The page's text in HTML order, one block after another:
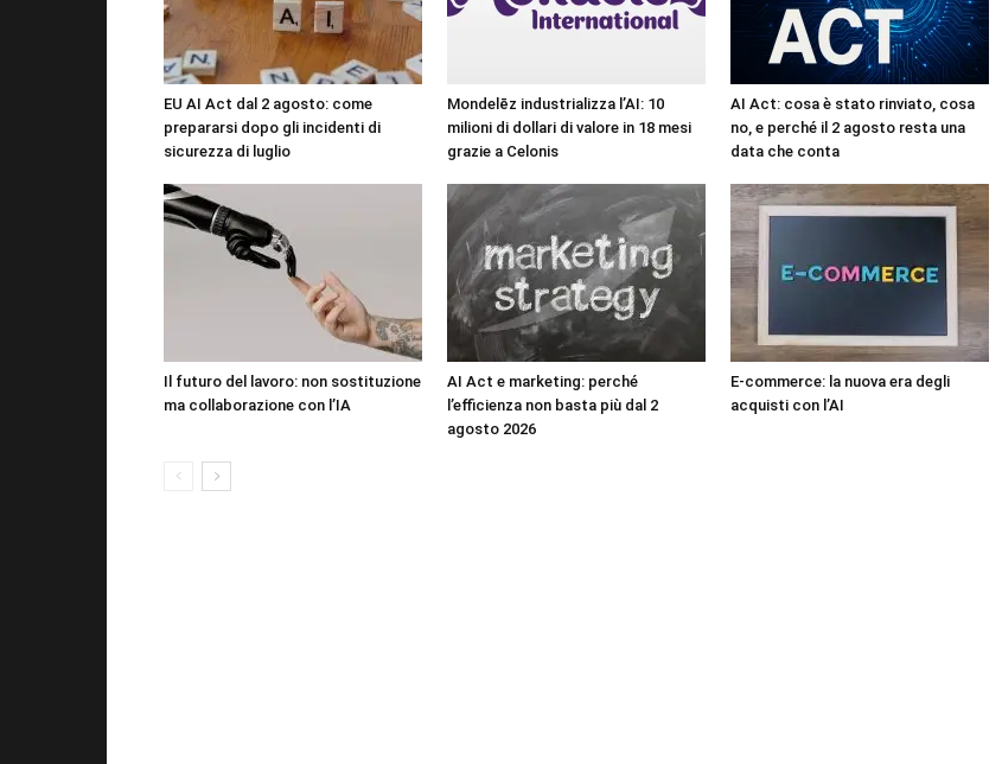
EU AI Act dal 2 agosto: come
prepararsi dopo gli incidenti di
sicurezza di luglio
Mondelēz industrializza l’AI: 10
milioni di dollari di valore in 18 mesi
grazie a Celonis
AI Act: cosa è stato rinviato, cosa
no, e perché il 2 agosto resta una
data che conta
Il futuro del lavoro: non sostituzione
ma collaborazione con l’IA
AI Act e marketing: perché
l’efficienza non basta più dal 2
agosto 2026
E-commerce: la nuova era degli
acquisti con l’AI